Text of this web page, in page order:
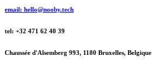
email: hello@nooby.tech
tel: +32 471 62 40 39
Chaussée d'Alsemberg 993, 1180 Bruxelles, Belgique